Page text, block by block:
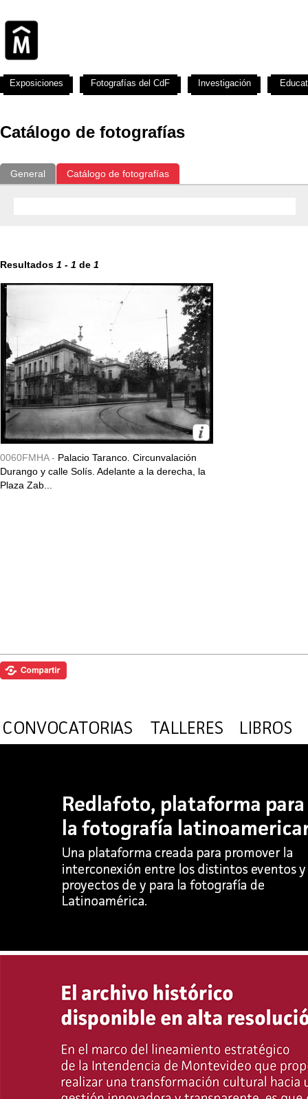
Catálogo de fotografías
General Catálogo de fotografías
Resultados 1 - 1 de 1
0060FMHA - Palacio Taranco. Circunvalación
Durango y calle Solís. Adelante a la derecha, la
Plaza Zab...
Exposiciones Fotografías del CdF Investigación